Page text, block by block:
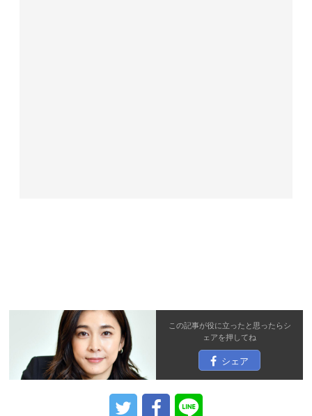
この記事が役に立ったと思ったらシ
ェアを押してね
シェア